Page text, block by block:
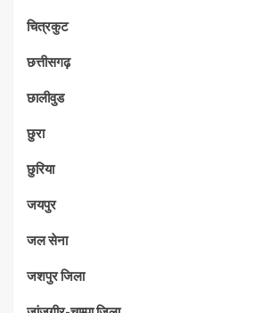
चित्रकुट
छत्तीसगढ़
छालीवुड
छुरा
छुरिया
जयपुर
जल सेना
जशपुर जिला